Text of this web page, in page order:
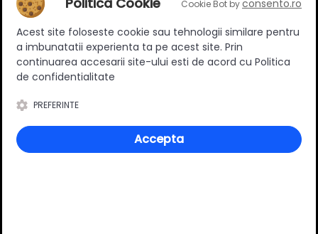
Deții sau ai utilizat produsul?
Spune-ți părerea acordând o nota produsului
Cookie Bot byconsento.ro
Acest site foloseste cookie sau tehnologii similare pentru
a imbunatatii experienta ta pe acest site. Prin
continuarea accesarii site-ului esti de acord cu Politica
de confidentialitate
PREFERINTE
Accepta